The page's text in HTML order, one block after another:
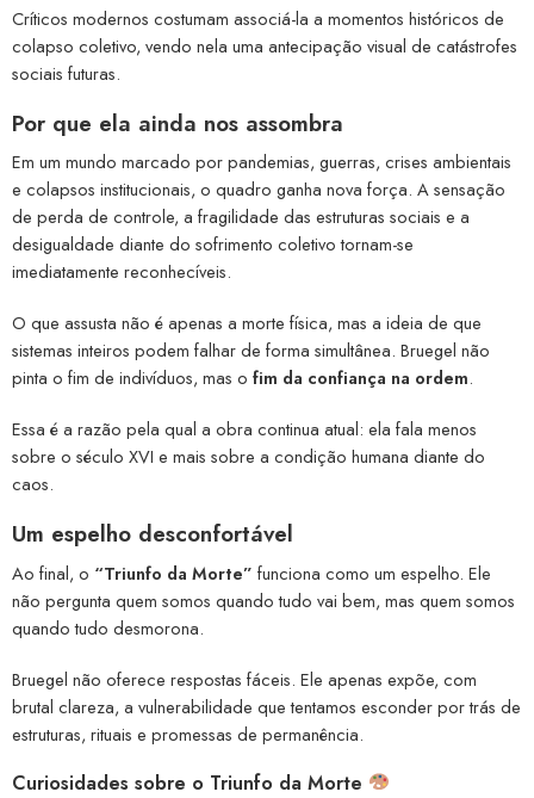
Críticos modernos costumam associá-la a momentos históricos de
colapso coletivo, vendo nela uma antecipação visual de catástrofes
sociais futuras.
Por que ela ainda nos assombra
Em um mundo marcado por pandemias, guerras, crises ambientais
e colapsos institucionais, o quadro ganha nova força. A sensação
de perda de controle, a fragilidade das estruturas sociais e a
desigualdade diante do sofrimento coletivo tornam-se
imediatamente reconhecíveis.
O que assusta não é apenas a morte física, mas a ideia de que
sistemas inteiros podem falhar de forma simultânea. Bruegel não
pinta o fim de indivíduos, mas o fim da confiança na ordem.
Essa é a razão pela qual a obra continua atual: ela fala menos
sobre o século XVI e mais sobre a condição humana diante do
caos.
Um espelho desconfortável
Ao final, o “Triunfo da Morte” funciona como um espelho. Ele
não pergunta quem somos quando tudo vai bem, mas quem somos
quando tudo desmorona.
Bruegel não oferece respostas fáceis. Ele apenas expõe, com
brutal clareza, a vulnerabilidade que tentamos esconder por trás de
estruturas, rituais e promessas de permanência.
Curiosidades sobre o Triunfo da Morte